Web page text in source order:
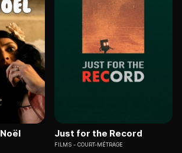
Just for the Record
FILMS COURT-MÉTRAGE